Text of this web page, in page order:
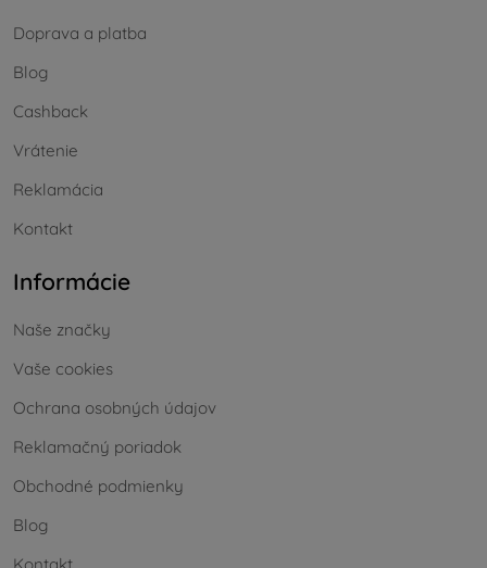
Doprava a platba
Blog
Cashback
Vrátenie
Reklamácia
Kontakt
Informácie
Naše značky
Vaše cookies
Ochrana osobných údajov
Reklamačný poriadok
Obchodné podmienky
Blog